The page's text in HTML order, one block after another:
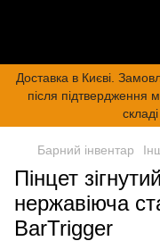
Доставка в Києві.
після підтвердження
Барний інвентар
Пінцет
нержавіюча
BarTrigger